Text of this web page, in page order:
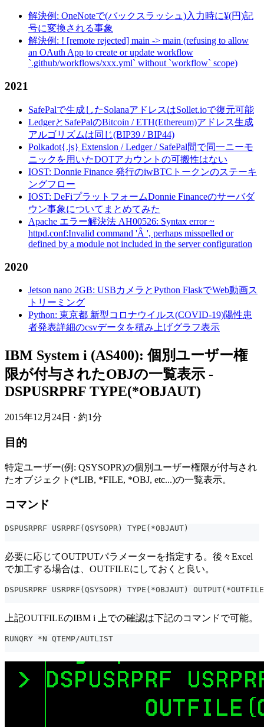
解決例: OneNoteで(バックスラッシュ)入力時に¥(円)記
号に変換される事象
解決例: ! [remote rejected] main -> main (refusing to allow
an OAuth App to create or update workflow
`.github/workflows/xxx.yml` without `workflow` scope)
2021
SafePalで生成したSolanaアドレスはSollet.ioで復元可能
LedgerとSafePalのBitcoin / ETH(Ethereum)アドレス生成
アルゴリズムは同じ(BIP39 / BIP44)
Polkadot{.js} Extension / Ledger / SafePal間で同一ニーモ
ニックを用いたDOTアカウントの可搬性はない
IOST: Donnie Finance 発行のiwBTCトークンのステーキ
ングフロー
IOST: DeFiプラットフォームDonnie Financeのサーバダ
ウン事象についてまとめてみた
Apache エラー解決法 AH00526: Syntax error ~
httpd.conf:Invalid command 'Â ', perhaps misspelled or
defined by a module not included in the server configuration
2020
Jetson nano 2GB: USBカメラとPython FlaskでWeb動画ス
トリーミング
Python: 東京都 新型コロナウイルス(COVID-19)陽性患
者発表詳細のcsvデータを積み上げグラフ表示
IBM System i (AS400): 個別ユーザー権
限が付与されたOBJの一覧表示 -
DSPUSRPRF TYPE(*OBJAUT)
2015年12月24日 · 約1分
目的
特定ユーザー(例: QSYSOPR)の個別ユーザー権限が付与され
たオブジェクト(*LIB, *FILE, *OBJ, etc...)の一覧表示。
コマンド
DSPUSRPRF USRPRF(QSYSOPR) TYPE(*OBJAUT)
必要に応じてOUTPUTパラメーターを指定する。後々Excel
で加工する場合は、OUTFILEにしておくと良い。
DSPUSRPRF USRPRF(QSYSOPR) TYPE(*OBJAUT)
上記OUTFILEのIBM i 上での確認は下記のコマンドで可能。
RUNQRY *N QTEMP/AUTLIST